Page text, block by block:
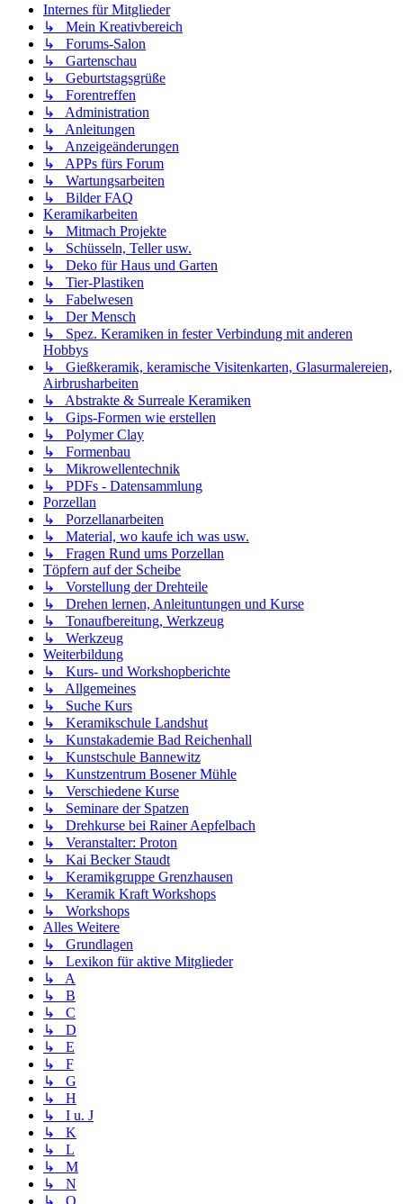
Internes für Mitglieder
↳ Mein Kreativbereich
↳ Forums-Salon
↳ Gartenschau
↳ Geburtstagsgrüße
↳ Forentreffen
↳ Administration
↳ Anleitungen
↳ Anzeigeänderungen
↳ APPs fürs Forum
↳ Wartungsarbeiten
↳ Bilder FAQ
Keramikarbeiten
↳ Mitmach Projekte
↳ Schüsseln, Teller usw.
↳ Deko für Haus und Garten
↳ Tier-Plastiken
↳ Fabelwesen
↳ Der Mensch
↳ Spez. Keramiken in fester Verbindung mit anderen
Hobbys
↳ Gießkeramik, keramische Visitenkarten, Glasurmalereien,
Airbrusharbeiten
↳ Abstrakte & Surreale Keramiken
↳ Gips-Formen wie erstellen
↳ Polymer Clay
↳ Formenbau
↳ Mikrowellentechnik
↳ PDFs - Datensammlung
Porzellan
↳ Porzellanarbeiten
↳ Material, wo kaufe ich was usw.
↳ Fragen Rund ums Porzellan
Töpfern auf der Scheibe
↳ Vorstellung der Drehteile
↳ Drehen lernen, Anleituntungen und Kurse
↳ Tonaufbereitung, Werkzeug
↳ Werkzeug
Weiterbildung
↳ Kurs- und Workshopberichte
↳ Allgemeines
↳ Suche Kurs
↳ Keramikschule Landshut
↳ Kunstakademie Bad Reichenhall
↳ Kunstschule Bannewitz
↳ Kunstzentrum Bosener Mühle
↳ Verschiedene Kurse
↳ Seminare der Spatzen
↳ Drehkurse bei Rainer Aepfelbach
↳ Veranstalter: Proton
↳ Kai Becker Staudt
↳ Keramikgruppe Grenzhausen
↳ Keramik Kraft Workshops
↳ Workshops
Alles Weitere
↳ Grundlagen
↳ Lexikon für aktive Mitglieder
↳ A
↳ B
↳ C
↳ D
↳ E
↳ F
↳ G
↳ H
↳ I u. J
↳ K
↳ L
↳ M
↳ N
↳ O